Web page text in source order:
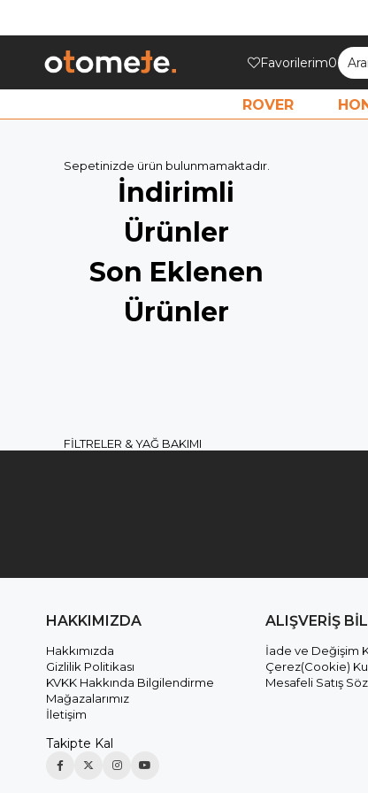
Favorilerim0
ROVER
Sepetinizde ürün bulunmamaktadır.
İndirimli
Ürünler
Son Eklenen
Ürünler
FİLTRELER & YAĞ BAKIMI
HAKKIMIZDA
Hakkımızda
Gizlilik Politikası
KVKK Hakkında Bilgilendirme
Mağazalarımız
İletişim
Takipte Kal
ALIŞVERİŞ
İade ve Değişim
Çerez(Cookie)
Mesafeli Satış